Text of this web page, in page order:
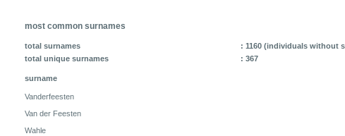
most common surnames
total surnames
: 1160 (individuals without
total unique surnames
: 367
surname
Vanderfeesten
Van der Feesten
Wahle